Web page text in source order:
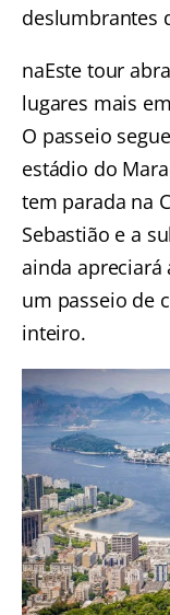
deslumbrantes
naEste tour
lugares mais
O passeio
estádio do
tem parada na
Sebastião e a
ainda apreciará
um passeio de
inteiro.